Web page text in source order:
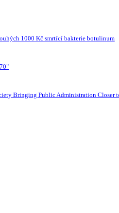
1000 Kč smrtící bakterie botulinum
Bringing Public Administration Closer